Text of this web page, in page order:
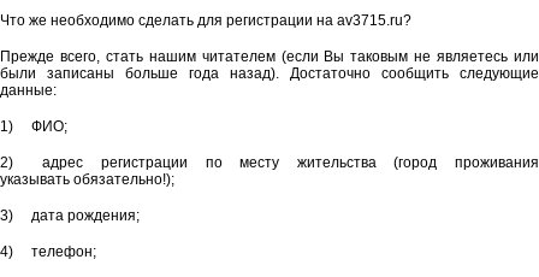
Что же необходимо сделать для регистрации на av3715.ru?
Прежде всего, стать нашим читателем (если Вы таковым не являетесь или
были записаны больше года назад). Достаточно сообщить следующие
данные:
1) ФИО;
2) адрес регистрации по месту жительства (город проживания
указывать обязательно!);
3) дата рождения;
4) телефон;